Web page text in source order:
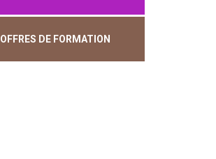
OFFRES DE FORMATION